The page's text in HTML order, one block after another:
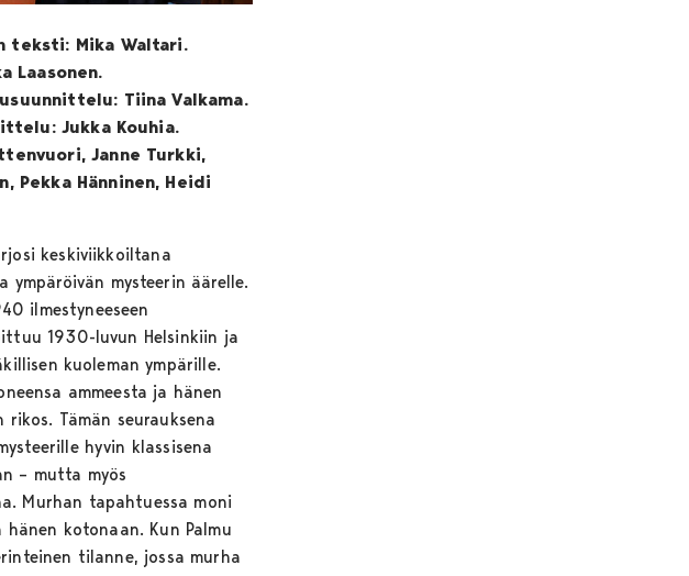
teksti: Mika Waltari.
Laasonen.
Tiina Valkama.
Jukka Kouhia.
Janne Turkki,
Pekka Hänninen, Heidi
keskiviikkoiltana
mysteerin äärelle.
ilmestyneeseen
1930-luvun Helsinkiin ja
kuoleman ympärille.
ammeesta ja hänen
Tämän seurauksena
hyvin klassisena
– mutta myös
Murhan tapahtuessa moni
kotonaan. Kun Palmu
tilanne, jossa murha